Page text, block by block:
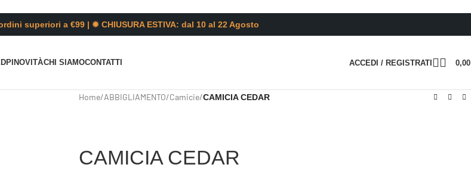
superiori a €99 | ✹ CHIUSURA ESTIVA: dal 10 al 22 Agosto
DPI NOVITÀCHI SIAMOCONTATTI ACCEDI / REGISTRATI
Home/ABBIGLIAMENTO/Camicie/CAMICIA CEDAR
CAMICIA CEDAR